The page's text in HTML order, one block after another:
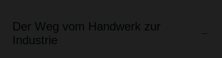
Der Weg vom Handwerk zur
Industrie